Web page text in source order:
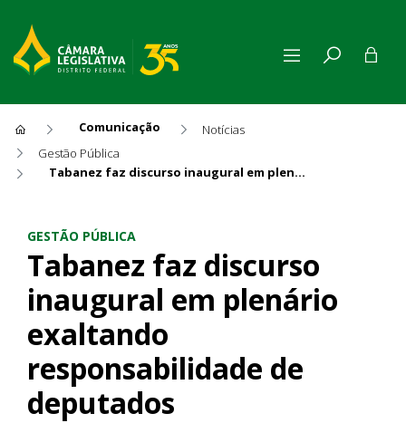
Comunicação
Notícias
Gestão Pública
Tabanez faz discurso inaugural em plenário exaltando responsabilidade de deputados
GESTÃO PÚBLICA
Tabanez faz discurso
inaugural em plenário
exaltando
responsabilidade de
deputados